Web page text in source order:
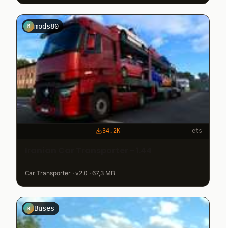
M mods80
34.2K ets
Car Transporter · v2.0 · 67,3 MB
B Buses